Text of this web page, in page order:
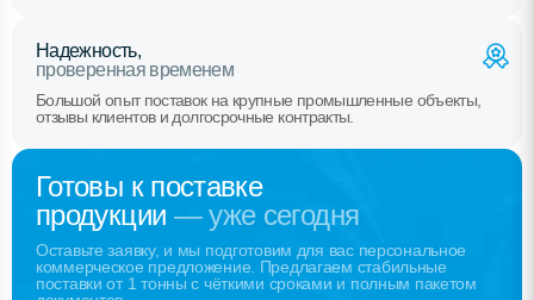
Надежность,
проверенная временем
Большой опыт поставок на крупные промышленные объекты,
отзывы клиентов и долгосрочные контракты.
Готовы к поставке
продукции — уже сегодня
Оставьте заявку, и мы подготовим для вас персональное
коммерческое предложение. Предлагаем стабильные
поставки от 1 тонны с чёткими сроками и полным пакетом